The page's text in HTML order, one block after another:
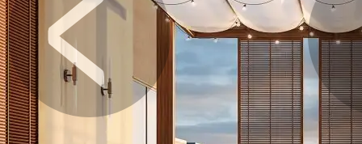
Предыдущее